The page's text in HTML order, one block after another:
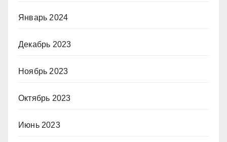
Январь 2024
Декабрь 2023
Ноябрь 2023
Октябрь 2023
Июнь 2023